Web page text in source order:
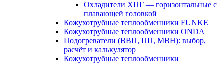
Охладители ХПГ — горизонтальные с
плавающей головкой
Кожухотрубные теплообменники FUNKE
Кожухотрубные теплообменники ONDA
Подогреватели (ВВП, ПП, МВН): выбор,
расчёт и калькулятор
Кожухотрубные теплообменники